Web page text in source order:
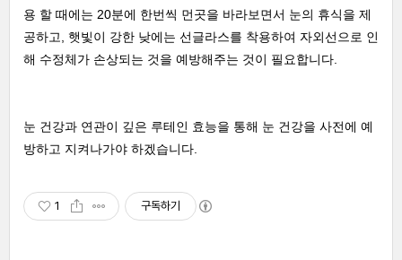
용 할 때에는 20분에 한번씩 먼곳을 바라보면서 눈의 휴식을 제
공하고, 햇빛이 강한 낮에는 선글라스를 착용하여 자외선으로 인
해 수정체가 손상되는 것을 예방해주는 것이 필요합니다.
눈 건강과 연관이 깊은 루테인 효능을 통해 눈 건강을 사전에 예
방하고 지켜나가야 하겠습니다.
1 구독하기